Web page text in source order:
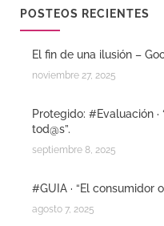
POSTEOS RECIENTES
El fin de una ilusión –
noviembre 27, 2025
Protegido: #Evaluación
tod@s”.
septiembre 8, 2025
#GUIA · “El consumidor
agosto 7, 2025